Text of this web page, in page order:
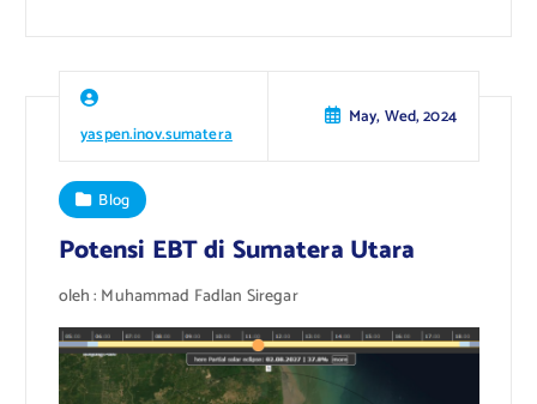
yaspen.inov.sumatera
May, Wed, 2024
Blog
Potensi EBT di Sumatera Utara
oleh : Muhammad Fadlan Siregar